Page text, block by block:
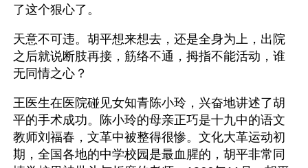
了这个狠心了。
天意不可违。胡平想来想去，还是全身为上，出院
之后就说断肢再接，筋络不通，拇指不能活动，谁
无同情之心？
王医生在医院碰见女知青陈小玲，兴奋地讲述了胡
平的手术成功。陈小玲的母亲正巧是十九中的语文
教师刘福春，文革中被整得很惨。文化大革运动初
期，全国各地的中学校园是最血腥的，胡平非常同